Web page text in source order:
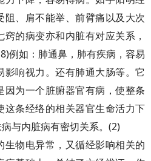
阻、肩不能举、前臂痛以及大次
的病变亦和内脏有对应关系，
例如：肺通鼻，肺有疾病，容易
响视力。还有肺通大肠等。它
为一个脏腑器官有病，使整条
这条经络的相关器官生命活力下
与内脏病有密切关系。(2)
物电异常，又循经影响相关的